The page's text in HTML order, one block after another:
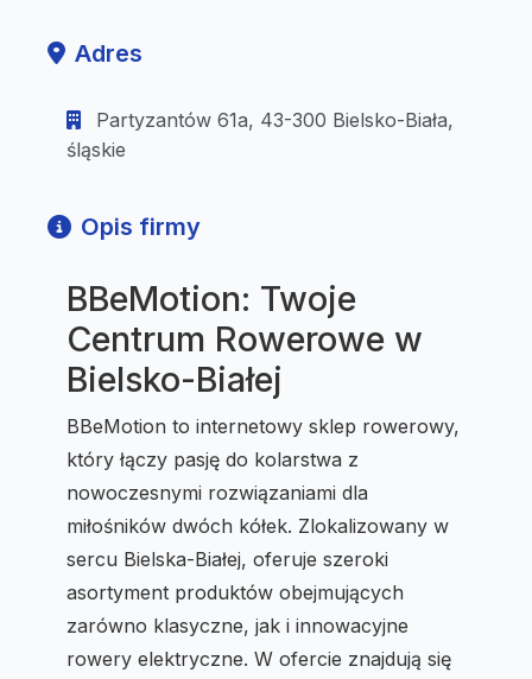
Adres
Partyzantów 61a, 43-300 Bielsko-Biała,
śląskie
Opis firmy
BBeMotion: Twoje
Centrum Rowerowe w
Bielsko-Białej
BBeMotion to internetowy sklep rowerowy,
który łączy pasję do kolarstwa z
nowoczesnymi rozwiązaniami dla
miłośników dwóch kółek. Zlokalizowany w
sercu Bielska-Białej, oferuje szeroki
asortyment produktów obejmujących
zarówno klasyczne, jak i innowacyjne
rowery elektryczne. W ofercie znajdują się